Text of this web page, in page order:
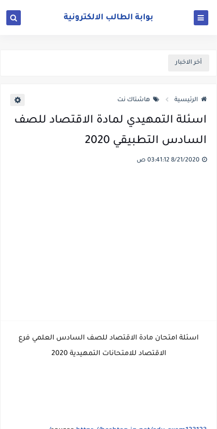
أخر الاخبار
الرئيسية هاشتاك نت
اسئلة التمهيدي لمادة الاقتصاد للصف
السادس التطبيقي 2020
اسئلة امتحان مادة الاقتصاد للصف السادس العلمي فرع
الاقتصاد للامتحانات التمهيدية 2020